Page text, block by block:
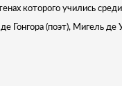
которого учились
Гонгора (поэт), Мигель де